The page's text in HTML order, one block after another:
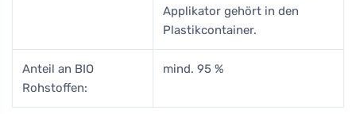
Applikator gehört in den
Plastikcontainer.
Anteil an BIO
Rohstoffen:
mind. 95 %